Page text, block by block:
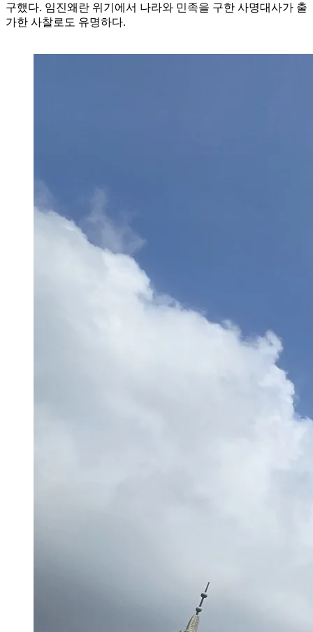
구했다. 임진왜란 위기에서 나라와 민족을 구한 사명대사가 출
가한 사찰로도 유명하다.